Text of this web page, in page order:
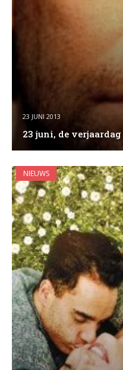
23 JUNI 2013
23 juni, de
NIEUWS